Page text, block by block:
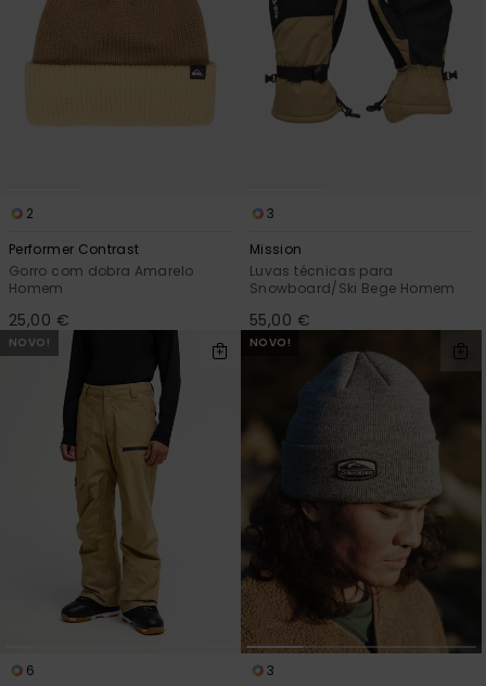
2
Performer Contrast
Gorro com dobra Amarelo
Homem
25,00 €
3
Mission
Luvas técnicas para
Snowboard/Ski Bege Homem
55,00 €
NOVO!
6
NOVO!
3